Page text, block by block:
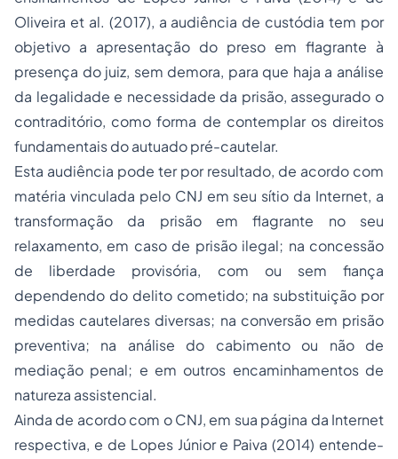
Oliveira et al. (2017), a audiência de custódia tem por
objetivo a apresentação do preso em flagrante à
presença do juiz, sem demora, para que haja a análise
da legalidade e necessidade da prisão, assegurado o
contraditório, como forma de contemplar os direitos
fundamentais do autuado pré-cautelar.
Esta audiência pode ter por resultado, de acordo com
matéria vinculada pelo CNJ em seu sítio da Internet, a
transformação da prisão em flagrante no seu
relaxamento, em caso de prisão ilegal; na concessão
de liberdade provisória, com ou sem fiança
dependendo do delito cometido; na substituição por
medidas cautelares diversas; na conversão em prisão
preventiva; na análise do cabimento ou não de
mediação penal; e em outros encaminhamentos de
natureza assistencial.
Ainda de acordo com o CNJ, em sua página da Internet
respectiva, e de Lopes Júnior e Paiva (2014) entende-